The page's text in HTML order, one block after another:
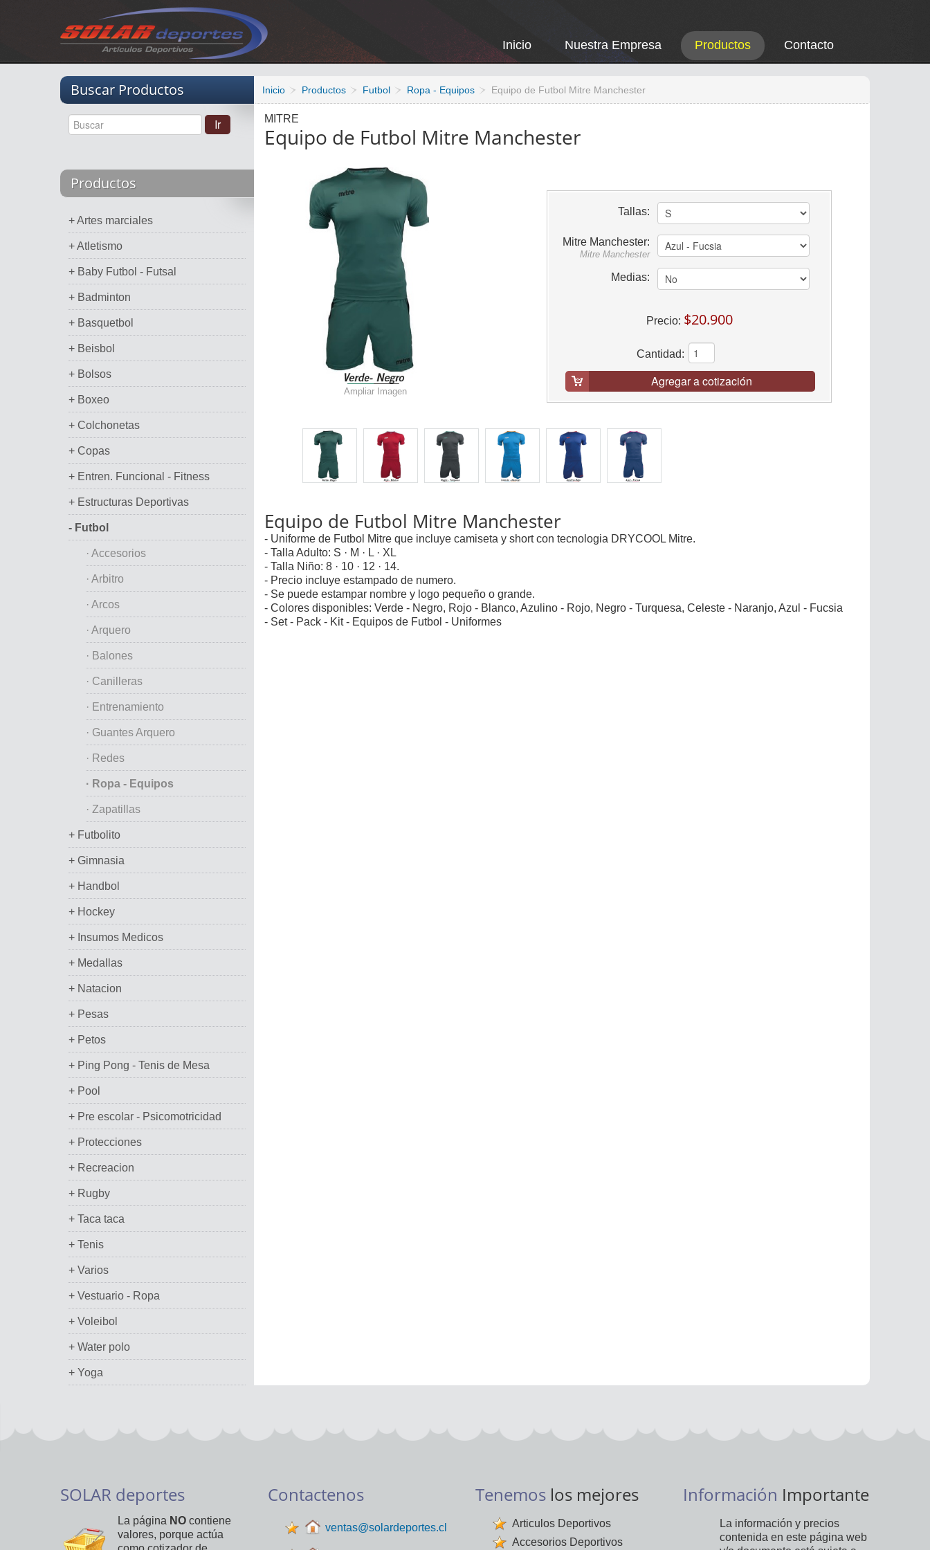
Inicio Nuestra Empresa Productos Contacto
Buscar Productos
Productos
+ Artes marciales
+ Atletismo
+ Baby Futbol - Futsal
+ Badminton
+ Basquetbol
+ Beisbol
+ Bolsos
+ Boxeo
+ Colchonetas
+ Copas
+ Entren. Funcional - Fitness
+ Estructuras Deportivas
- Futbol
· Accesorios
· Arbitro
· Arcos
· Arquero
· Balones
· Canilleras
· Entrenamiento
· Guantes Arquero
· Redes
· Ropa - Equipos
· Zapatillas
+ Futbolito
+ Gimnasia
+ Handbol
+ Hockey
+ Insumos Medicos
+ Medallas
+ Natacion
+ Pesas
+ Petos
+ Ping Pong - Tenis de Mesa
+ Pool
+ Pre escolar - Psicomotricidad
+ Protecciones
+ Recreacion
+ Rugby
+ Taca taca
+ Tenis
+ Varios
+ Vestuario - Ropa
+ Voleibol
+ Water polo
+ Yoga
Inicio Productos Futbol Ropa - Equipos Equipo de Futbol Mitre Manchester
MITRE
Equipo de Futbol Mitre Manchester
Tallas:
Mitre Manchester:
Mitre Manchester
Medias:
Precio: $20.900
Cantidad:
Agregar a cotización
Ampliar Imagen
Equipo de Futbol Mitre Manchester
- Uniforme de Futbol Mitre que incluye camiseta y short con tecnologia DRYCOOL Mitre.
- Talla Adulto: S · M · L · XL
- Talla Niño: 8 · 10 · 12 · 14.
- Precio incluye estampado de numero.
- Se puede estampar nombre y logo pequeño o grande.
- Colores disponibles: Verde - Negro, Rojo - Blanco, Azulino - Rojo, Negro - Turquesa, Celeste - Naranjo, Azul - Fucsia
- Set - Pack - Kit - Equipos de Futbol - Uniformes
SOLAR deportes
La página NO contiene
valores, porque actúa
Contactenos
ventas@solardeportes.cl
Tenemos los mejores
Articulos Deportivos
Accesorios Deportivos
Información Importante
La información y precios
contenida en este página web